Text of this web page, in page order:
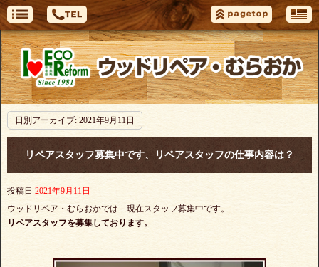
日別アーカイブ: 2021年9月11日
リペアスタッフ募集中です、リペアスタッフの仕事内容は？
投稿日 2021年9月11日
ウッドリペア・むらおかでは 現在スタッフ募集中です。
リペアスタッフを募集しております。